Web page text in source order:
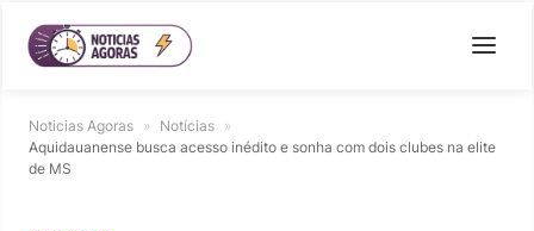
Noticias Agoras » Notícias »
Aquidauanense busca acesso inédito e sonha com dois clubes na elite
de MS